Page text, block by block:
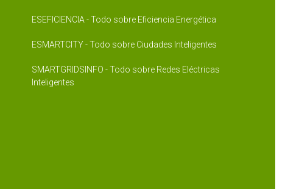
ESEFICIENCIA - Todo sobre Eficiencia Energética
ESMARTCITY - Todo sobre Ciudades Inteligentes
SMARTGRIDSINFO - Todo sobre Redes Eléctricas
Inteligentes